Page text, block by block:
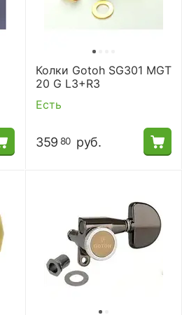
Колки Gotoh SG301 MGT
20 G L3+R3
Есть
359 80 руб.